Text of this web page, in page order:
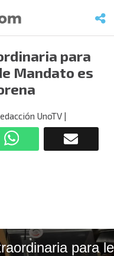
para
Mandato es
UnoTV |